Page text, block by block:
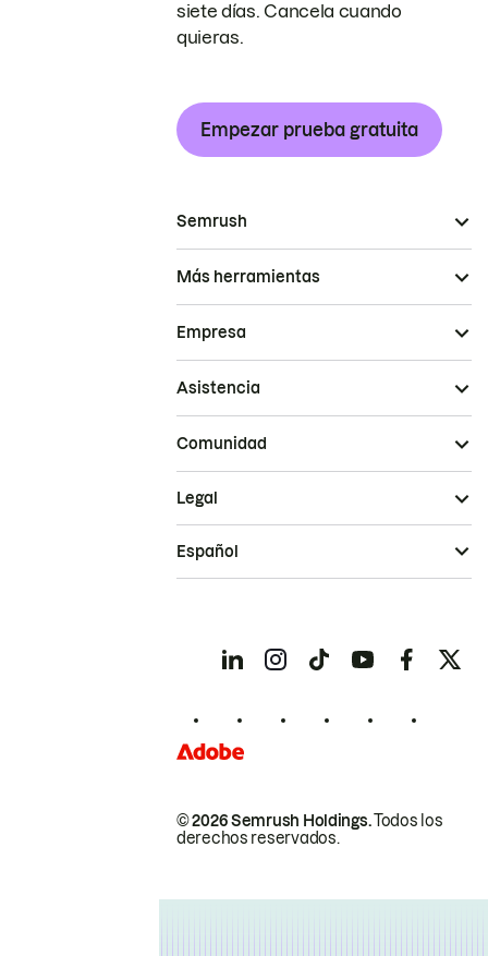
siete días. Cancela cuando
quieras.
Empezar prueba gratuita
Semrush
Más herramientas
Empresa
Asistencia
Comunidad
© 2026 Semrush Holdings.Todos los
derechos reservados.
Legal
Español